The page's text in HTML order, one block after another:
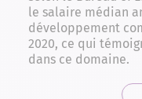
le salaire médian
développement
2020, ce qui
dans ce domaine.